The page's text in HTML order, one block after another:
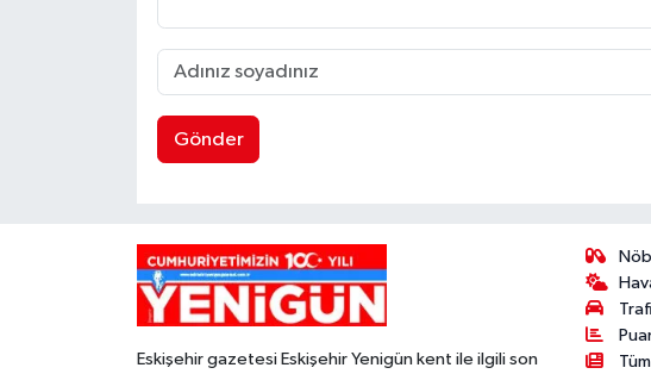
Gönder
Eskişehir gazetesi Eskişehir Yenigün kent ile ilgili son